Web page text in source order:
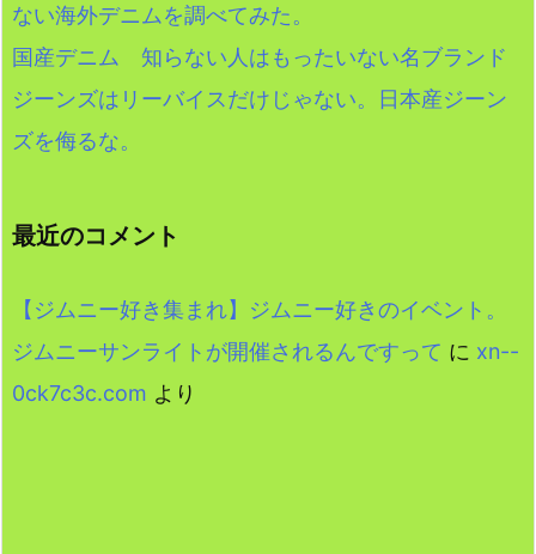
ない海外デニムを調べてみた。
国産デニム 知らない人はもったいない名ブランド
ジーンズはリーバイスだけじゃない。日本産ジーン
ズを侮るな。
最近のコメント
【ジムニー好き集まれ】ジムニー好きのイベント。
ジムニーサンライトが開催されるんですって に xn--
0ck7c3c.com より